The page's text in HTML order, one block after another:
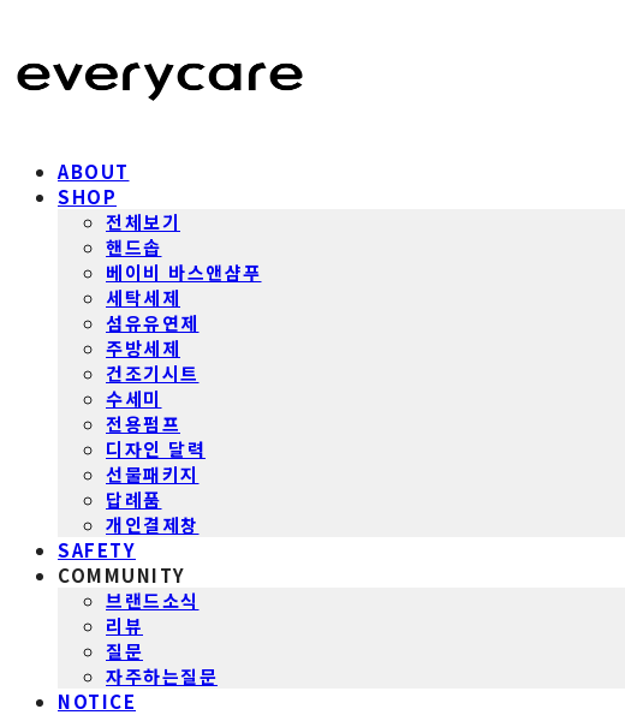
ABOUT
SHOP
전체보기
핸드솝
베이비 바스앤샴푸
세탁세제
섬유유연제
주방세제
건조기시트
수세미
전용펌프
디자인 달력
선물패키지
답례품
개인결제창
SAFETY
COMMUNITY
브랜드소식
리뷰
질문
자주하는질문
NOTICE